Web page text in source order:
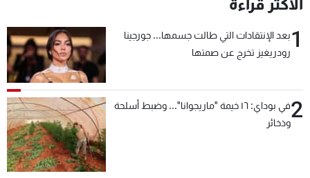
الأكثر قراءة
1بعد الإنتقادات التي طالت جسمها... جورجينا
رودريغيز تخرج عن صمتها
2
في بوداي: ١٦ خيمة "ماريجوانا"... وضبط أسلحة
وذخائر